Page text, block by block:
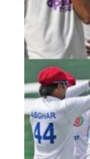
Virat Kohli Ruled